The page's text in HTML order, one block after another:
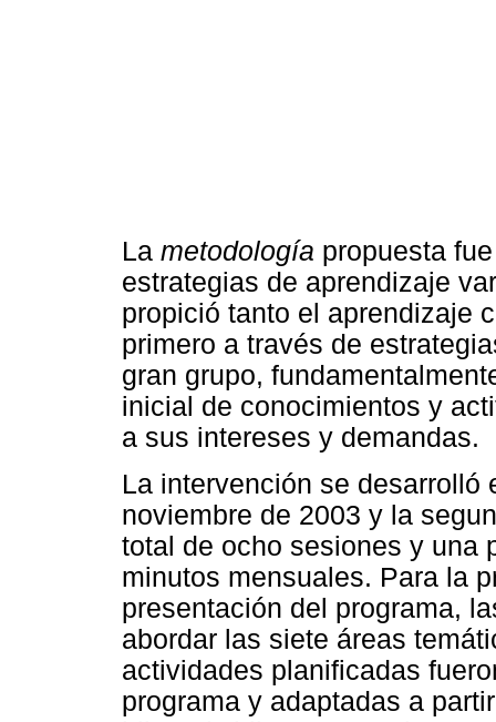
La metodología propuesta
estrategias de aprendizaje
propició tanto el aprendizaje
primero a través de
gran grupo,
inicial de conocimientos y
a sus intereses y demandas.
La intervención se desarrolló
noviembre de 2003 y la
total de ocho sesiones y una
minutos mensuales. Para la
presentación del programa,
abordar las siete áreas
actividades planificadas
programa y adaptadas a